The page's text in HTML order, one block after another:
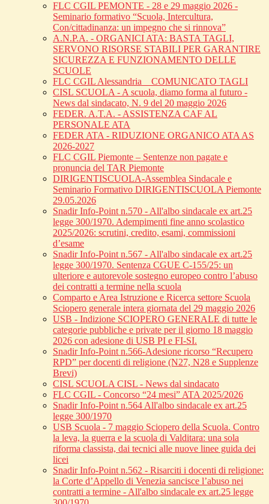
FLC CGIL PEMONTE - 28 e 29 maggio 2026 -
Seminario formativo “Scuola, Intercultura,
Con/cittadinanza: un impegno che si rinnova”
A.N.P.A. - ORGANICI ATA: BASTA TAGLI,
SERVONO RISORSE STABILI PER GARANTIRE
SICUREZZA E FUNZIONAMENTO DELLE
SCUOLE
FLC CGIL Alessandria _ COMUNICATO TAGLI
CISL SCUOLA - A scuola, diamo forma al futuro -
News dal sindacato, N. 9 del 20 maggio 2026
FEDER. A.T.A. - ASSISTENZA CAF AL
PERSONALE ATA
FEDER ATA - RIDUZIONE ORGANICO ATA AS
2026-2027
FLC CGIL Piemonte – Sentenze non pagate e
pronuncia del TAR Piemonte
DIRIGENTISCUOLA-Assemblea Sindacale e
Seminario Formativo DIRIGENTISCUOLA Piemonte
29.05.2026
Snadir Info-Point n.570 - All'albo sindacale ex art.25
legge 300/1970. Adempimenti fine anno scolastico
2025/2026: scrutini, credito, esami, commissioni
d’esame
Snadir Info-Point n.567 - All'albo sindacale ex art.25
legge 300/1970. Sentenza CGUE C‑155/25: un
ulteriore e autorevole sostegno europeo contro l’abuso
dei contratti a termine nella scuola
Comparto e Area Istruzione e Ricerca settore Scuola
Sciopero generale intera giornata del 29 maggio 2026
USB - Indizione SCIOPERO GENERALE di tutte le
categorie pubbliche e private per il giorno 18 maggio
2026 con adesione di USB PI e FI-SI.
Snadir Info-Point n.566-Adesione ricorso “Recupero
RPD” per docenti di religione (N27, N28 e Supplenze
Brevi)
CISL SCUOLA CISL - News dal sindacato
FLC CGIL - Concorso “24 mesi” ATA 2025/2026
Snadir Info-Point n.564 All'albo sindacale ex art.25
legge 300/1970
USB Scuola - 7 maggio Sciopero della Scuola. Contro
la leva, la guerra e la scuola di Valditara: una sola
riforma classista, dai tecnici alle nuove linee guida dei
licei
Snadir Info-Point n.562 - Risarciti i docenti di religione:
la Corte d’Appello di Venezia sancisce l’abuso nei
contratti a termine - All'albo sindacale ex art.25 legge